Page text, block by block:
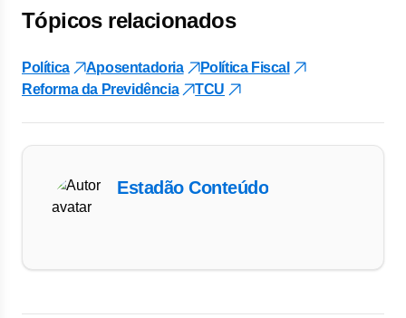
Tópicos relacionados
Política Aposentadoria
Política Fiscal
Reforma da Previdência
TCU
Estadão Conteúdo